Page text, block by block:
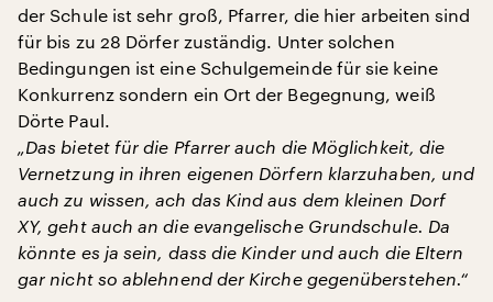
der Schule ist sehr groß, Pfarrer, die hier arbeiten sind
für bis zu 28 Dörfer zuständig. Unter solchen
Bedingungen ist eine Schulgemeinde für sie keine
Konkurrenz sondern ein Ort der Begegnung, weiß
Dörte Paul.
„Das bietet für die Pfarrer auch die Möglichkeit, die
Vernetzung in ihren eigenen Dörfern klarzuhaben, und
auch zu wissen, ach das Kind aus dem kleinen Dorf
XY, geht auch an die evangelische Grundschule. Da
könnte es ja sein, dass die Kinder und auch die Eltern
gar nicht so ablehnend der Kirche gegenüberstehen.“